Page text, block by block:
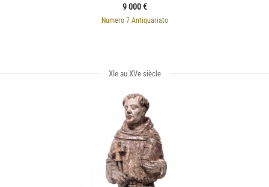
9 000 €
Numero 7 Antiquariato
XIe au XVe siècle